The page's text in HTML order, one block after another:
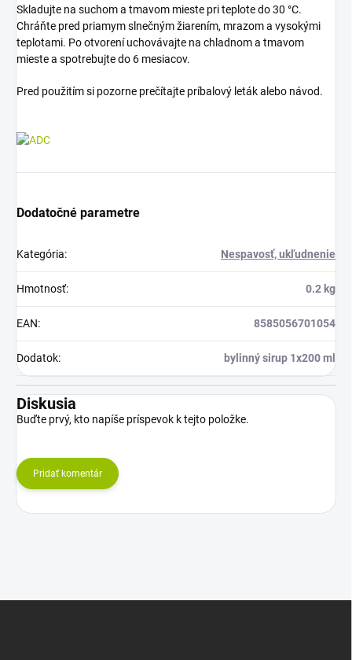
Skladujte na suchom a tmavom mieste pri teplote do 30 °C.
Chráňte pred priamym slnečným žiarením, mrazom a vysokými
teplotami. Po otvorení uchovávajte na chladnom a tmavom
mieste a spotrebujte do 6 mesiacov.
Pred použitím si pozorne prečítajte príbalový leták alebo návod.
Dodatočné parametre
Kategória: Nespavosť, ukľudnenie
Hmotnosť: 0.2 kg
EAN: 8585056701054
Dodatok: bylinný sirup 1x200 ml
Diskusia
Buďte prvý, kto napíše príspevok k tejto položke.
Pridať komentár